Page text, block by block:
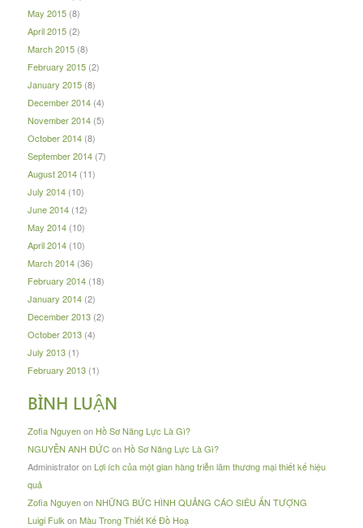
May 2015(8)
April 2015(2)
March 2015(8)
February 2015(2)
January 2015(8)
December 2014(4)
November 2014(5)
October 2014(8)
September 2014(7)
August 2014(11)
July 2014(10)
June 2014(12)
May 2014(10)
April 2014(10)
March 2014(36)
February 2014(18)
January 2014(2)
December 2013(2)
October 2013(4)
July 2013(1)
February 2013(1)
BÌNH LUẬN
Zofia Nguyenon Hồ Sơ Năng Lực Là Gì?
NGUYỄN ANH ĐỨCon Hồ Sơ Năng Lực Là Gì?
Administratoron Lợi ích của một gian hàng triễn lãm thương mại thiết kế hiệu
quả
Zofia NguyenonNHỮNG BỨC HÌNH QUẢNG CÁO SIÊU ẤN TƯỢNG
Luigi Fulk onMàu Trong Thiết Kế Đồ Hoạ